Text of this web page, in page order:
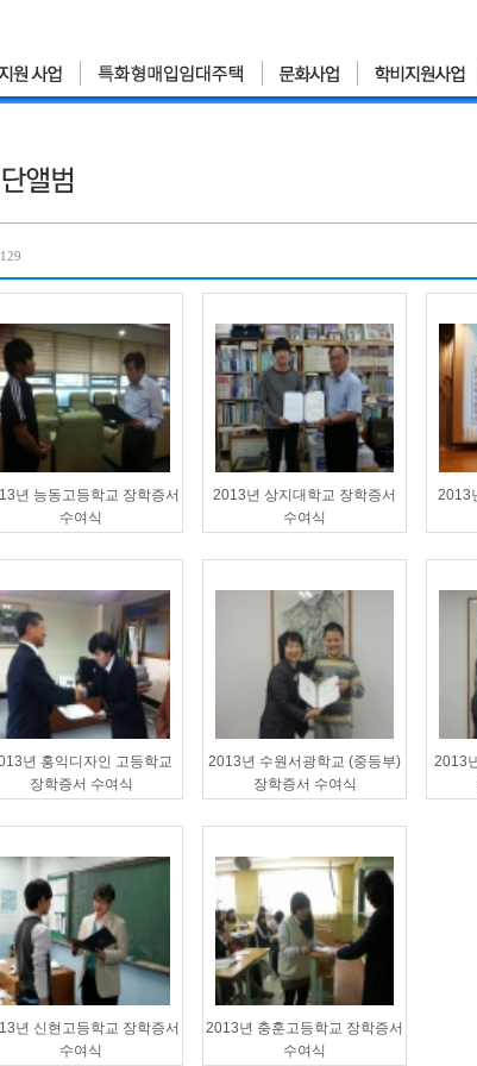
년 능동고등학교 장학증서
수여식
2013년 상지대학교 장학증서
수여식
2013
년 홍익디자인 고등학교
장학증서 수여식
2013년 수원서광학교 (중등부)
장학증서 수여식
2013
년 신현고등학교 장학증서
수여식
2013년 충훈고등학교 장학증서
수여식